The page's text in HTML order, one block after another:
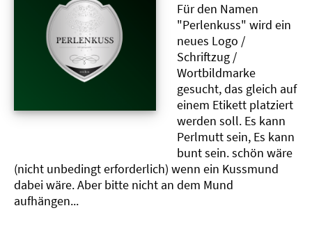
Für den Namen
"Perlenkuss" wird ein
neues Logo /
Schriftzug /
Wortbildmarke
gesucht, das gleich auf
einem Etikett platziert
werden soll. Es kann
Perlmutt sein, Es kann
bunt sein. schön wäre
(nicht unbedingt erforderlich) wenn ein Kussmund
dabei wäre. Aber bitte nicht an dem Mund
aufhängen...